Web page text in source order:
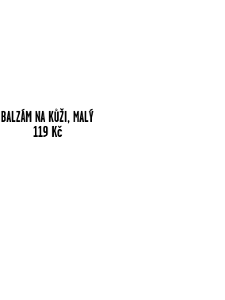
BALZÁM NA KŮŽI, MALÝ
119Kč